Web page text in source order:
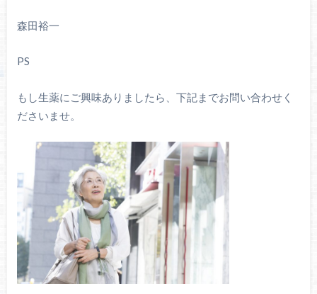
森田裕一
PS
もし生薬にご興味ありましたら、下記までお問い合わせく
ださいませ。